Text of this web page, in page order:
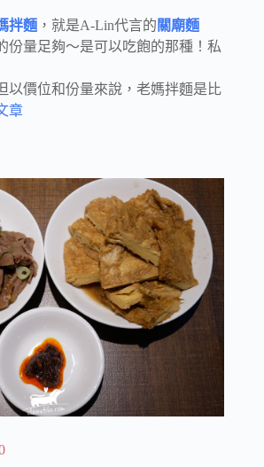
拌麵 ，就是A-Lin代言的 關廟麵
份量足夠～是可以吃飽的那種！私
以價位和份量來說，老媽拌麵是比
章